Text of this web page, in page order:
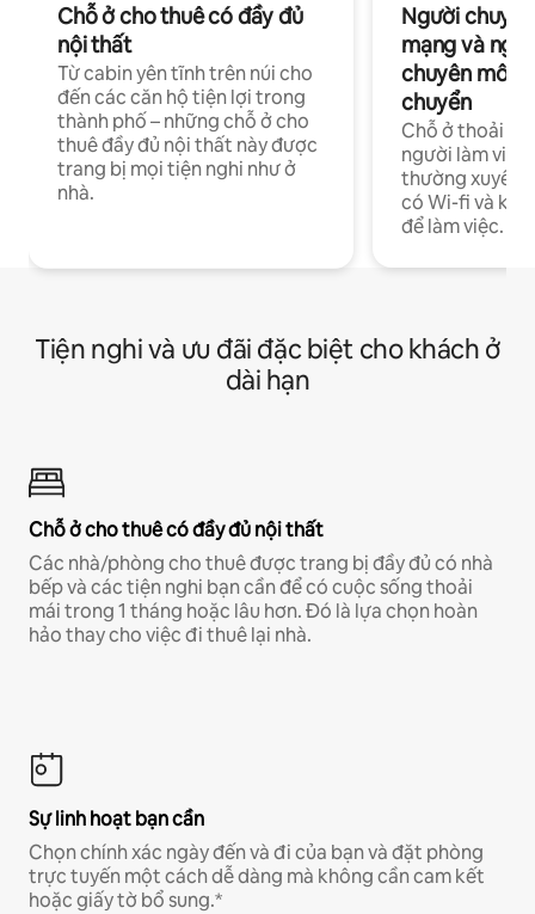
Chỗ ở cho thuê có đầy đủ
nội thất
Từ cabin yên tĩnh trên núi cho
đến các căn hộ tiện lợi trong
thành phố – những chỗ ở cho
thuê đầy đủ nội thất này được
trang bị mọi tiện nghi như ở
nhà.
Người
mạng và
chuyên môn
chuyển
Chỗ ở thoải
người làm việc
thường xuyên
có Wi-fi và
để làm việc.
Tiện nghi và ưu đãi đặc biệt cho khách ở
dài hạn
Chỗ ở cho thuê có đầy đủ nội thất
Các nhà/phòng cho thuê được trang bị đầy đủ có nhà
bếp và các tiện nghi bạn cần để có cuộc sống thoải
mái trong 1 tháng hoặc lâu hơn. Đó là lựa chọn hoàn
hảo thay cho việc đi thuê lại nhà.
Sự linh hoạt bạn cần
Chọn chính xác ngày đến và đi của bạn và đặt phòng
trực tuyến một cách dễ dàng mà không cần cam kết
hoặc giấy tờ bổ sung.*